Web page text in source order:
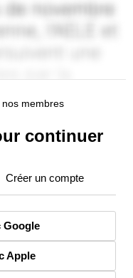
membres
continuer
Créer un compte
Google
Apple